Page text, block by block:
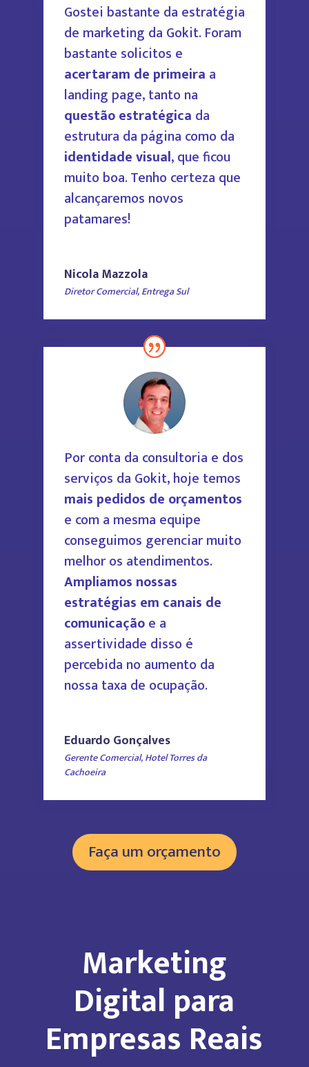
Gostei bastante da estratégia
de marketing da Gokit. Foram
bastante solicitos e
acertaram de primeira a
landing page, tanto na
questão estratégica da
estrutura da página como da
identidade visual, que ficou
muito boa.Tenho certeza que
alcançaremos novos
patamares!
Nicola Mazzola
Diretor Comercial,Entrega Sul
Por conta da consultoria e dos
serviços da Gokit, hoje temos
mais pedidos de orçamentos
e com a mesma equipe
conseguimos gerenciar muito
melhor os atendimentos.
Ampliamos nossas
estratégias em canais de
comunicaçãoe a
assertividade disso é
percebida no aumento da
nossa taxa de ocupação.
Eduardo Gonçalves
Gerente Comercial,Hotel Torres da
Cachoeira
Faça um orçamento
Marketing
Digital para
Empresas Reais